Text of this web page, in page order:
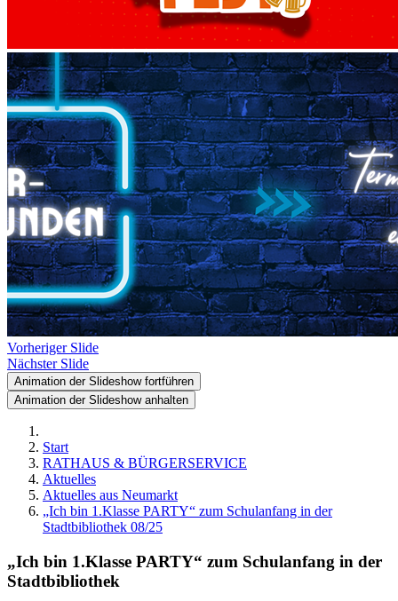
Vorheriger Slide
Nächster Slide
Animation der Slideshow fortführen
Animation der Slideshow anhalten
Start
RATHAUS & BÜRGERSERVICE
Aktuelles
Aktuelles aus Neumarkt
„Ich bin 1.Klasse PARTY“ zum Schulanfang in der
Stadtbibliothek 08/25
„Ich bin 1.Klasse PARTY“ zum Schulanfang in der
Stadtbibliothek